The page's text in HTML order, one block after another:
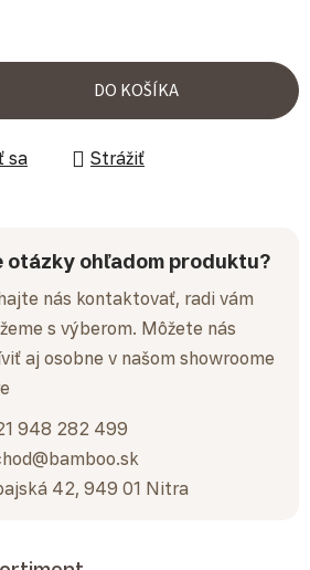
DO KOŠÍKA
sa
Strážiť
otázky ohľadom produktu?
nás kontaktovať, radi vám
s výberom. Môžete nás
aj osobne v našom showroome
948 282 499
42, 949 01 Nitra